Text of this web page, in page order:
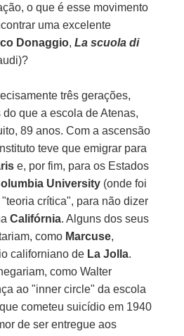
o que é esse movimento
uma excelente
Donaggio,La scuola di
três gerações,
que a escola de Atenas,
89 anos. Com a ascensão
teve que emigrar para
e, por fim, para os Estados
University (onde foi
crítica", para não dizer
Califórnia. Alguns dos seus
como Marcuse,
californiano de La Jolla.
como Walter
ao "inner circle" da escola
cometeu suicídio em 1940
de ser entregue aos